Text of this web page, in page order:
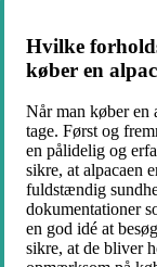
Hvilke
køber en
Når man køber en
tage. Først og
en pålidelig og
sikre, at alpacaen
fuldstændig
dokumentationer
en god idé at
sikre, at de bliver